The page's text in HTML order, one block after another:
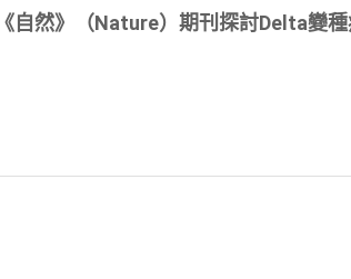
自然》（Nature）期刊探討Delta變